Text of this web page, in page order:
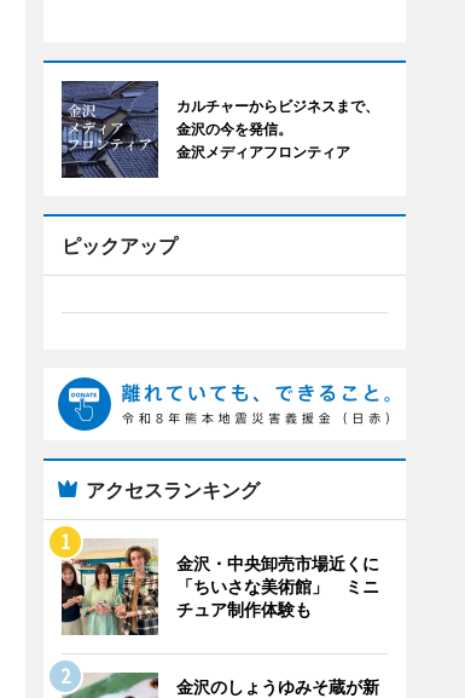
カルチャーからビジネスまで、
金沢の今を発信。
金沢メディアフロンティア
ピックアップ
アクセスランキング
金沢・中央卸売市場近くに
「ちいさな美術館」 ミニ
チュア制作体験も
金沢のしょうゆみそ蔵が新